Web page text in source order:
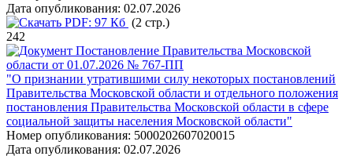
Дата опубликования: 02.07.2026
PDF: 97 Кб (2 стр.)
242
Постановление Правительства Московской
области от 01.07.2026 № 767-ПП
"О признании утратившими силу некоторых постановлений
Правительства Московской области и отдельного положения
постановления Правительства Московской области в сфере
социальной защиты населения Московской области"
Номер опубликования: 5000202607020015
Дата опубликования: 02.07.2026